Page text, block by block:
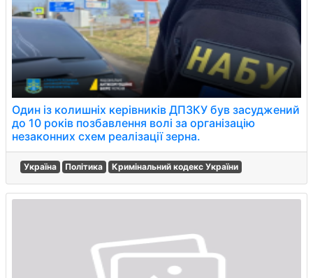
Один із колишніх керівників ДПЗКУ був засуджений
до 10 років позбавлення волі за організацію
незаконних схем реалізації зерна.
Україна Політика Кримінальний кодекс України